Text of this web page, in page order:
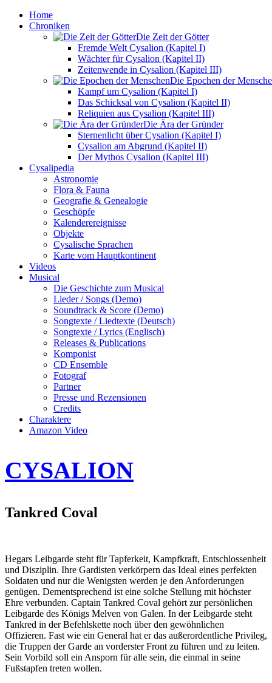
Home
Chroniken
Die Zeit der Götter
Fremde Welt Cysalion (Kapitel I)
Wächter für Cysalion (Kapitel II)
Zeitenwende in Cysalion (Kapitel III)
Die Epochen der
Kampf um Cysalion (Kapitel I)
Das Schicksal von Cysalion (Kapitel II)
Reliquien aus Cysalion (Kapitel III)
Die Ära der Gründer
Sternenlicht über Cysalion (Kapitel I)
Cysalion am Abgrund (Kapitel II)
Der Mythos Cysalion (Kapitel III)
Cysalipedia
Astronomie
Flora & Fauna
Geografie & Genealogie
Geschöpfe
Kalenderereignisse
Objekte
Cysalische Sprachen
Karte vom Hauptkontinent
Videos
Musical
Die Geschichte zum Musical
Lieder / Songs (Demo)
Soundtrack & Score (Demo)
Songtexte / Liedtexte (Deutsch)
Songtexte / Lyrics (Englisch)
Releases & Publications
Komponist
CD Ensemble
Fotograf
Partner
Presse und Rezensionen
Credits
Charaktere
Amazon Video
CYSALION
Tankred Coval
Hegars Leibgarde steht für Tapferkeit, Kampfkraft, Entschlossenheit
und Disziplin. Ihre Gardisten verkörpern das Ideal eines perfekten
Soldaten und nur die Wenigsten werden je den Anforderungen
genügen. Dementsprechend ist eine solche Stellung mit höchster
Ehre verbunden. Captain Tankred Coval gehört zur persönlichen
Leibgarde des Königs Melven von Galen. In der Leibgarde steht
Tankred in der Befehlskette noch über den gewöhnlichen
Offizieren. Fast wie ein General hat er das außerordentliche Privileg,
die Truppen der Garde an vorderster Front zu führen und zu leiten.
Sein Vorbild soll ein Ansporn für alle sein, die einmal in seine
Fußstapfen treten wollen.